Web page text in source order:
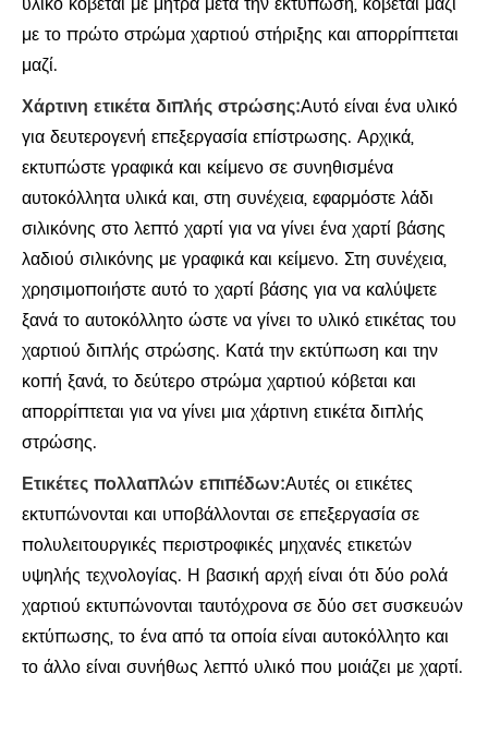
με το πρώτο στρώμα χαρτιού στήριξης και απορρίπτεται
μαζί.
Χάρτινη ετικέτα διπλής στρώσης:Αυτό είναι ένα υλικό
για δευτερογενή επεξεργασία επίστρωσης. Αρχικά,
εκτυπώστε γραφικά και κείμενο σε συνηθισμένα
αυτοκόλλητα υλικά και, στη συνέχεια, εφαρμόστε λάδι
σιλικόνης στο λεπτό χαρτί για να γίνει ένα χαρτί βάσης
λαδιού σιλικόνης με γραφικά και κείμενο. Στη συνέχεια,
χρησιμοποιήστε αυτό το χαρτί βάσης για να καλύψετε
ξανά το αυτοκόλλητο ώστε να γίνει το υλικό ετικέτας του
χαρτιού διπλής στρώσης. Κατά την εκτύπωση και την
κοπή ξανά, το δεύτερο στρώμα χαρτιού κόβεται και
απορρίπτεται για να γίνει μια χάρτινη ετικέτα διπλής
στρώσης.
Ετικέτες πολλαπλών επιπέδων:Αυτές οι ετικέτες
εκτυπώνονται και υποβάλλονται σε επεξεργασία σε
πολυλειτουργικές περιστροφικές μηχανές ετικετών
υψηλής τεχνολογίας. Η βασική αρχή είναι ότι δύο ρολά
χαρτιού εκτυπώνονται ταυτόχρονα σε δύο σετ συσκευών
εκτύπωσης, το ένα από τα οποία είναι αυτοκόλλητο και
το άλλο είναι συνήθως λεπτό υλικό που μοιάζει με χαρτί.